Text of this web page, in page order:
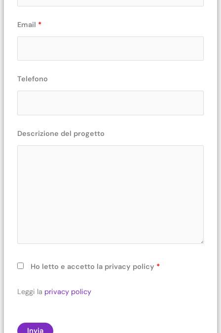
Email *
Telefono
Descrizione del progetto
Ho letto e accetto la privacy policy *
Leggi la privacy policy